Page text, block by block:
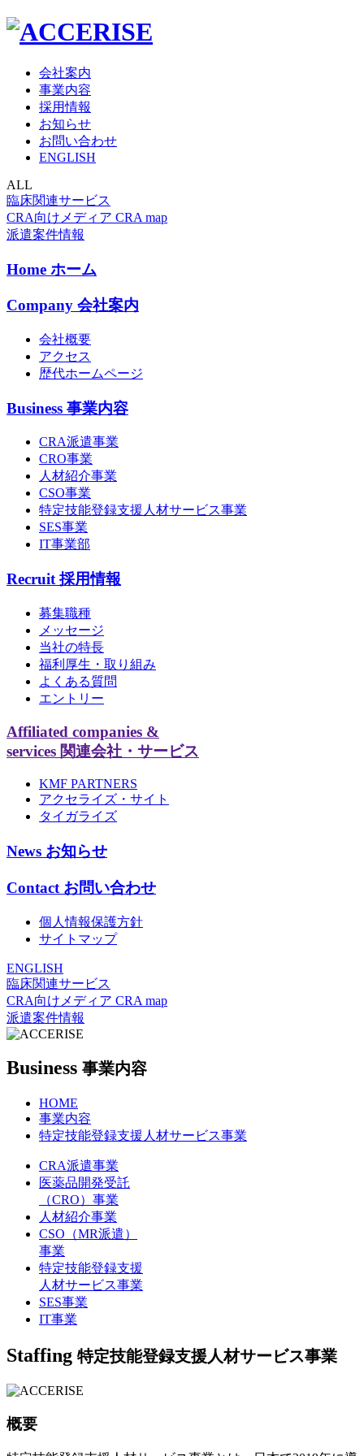
会社案内
事業内容
採用情報
お知らせ
お問い合わせ
ENGLISH
ALL
臨床関連サービス
CRA向けメディア CRA map
派遣案件情報
Home ホーム
Company 会社案内
会社概要
アクセス
歴代ホームページ
Business 事業内容
CRA派遣事業
CRO事業
人材紹介事業
CSO事業
特定技能登録支援人材サービス事業
SES事業
IT事業部
Recruit 採用情報
募集職種
メッセージ
当社の特長
福利厚生・取り組み
よくある質問
エントリー
Affiliated companies &
services 関連会社・サービス
KMF PARTNERS
アクセライズ・サイト
タイガライズ
News お知らせ
Contact お問い合わせ
個人情報保護方針
サイトマップ
ENGLISH
臨床関連サービス
CRA向けメディア CRA map
派遣案件情報
Business 事業内容
HOME
事業内容
特定技能登録支援人材サービス事業
CRA派遣事業
医薬品開発受託
（CRO）事業
人材紹介事業
CSO（MR派遣）
事業
特定技能登録支援
人材サービス事業
SES事業
IT事業
Staffing 特定技能登録支援人材サービス事業
概要